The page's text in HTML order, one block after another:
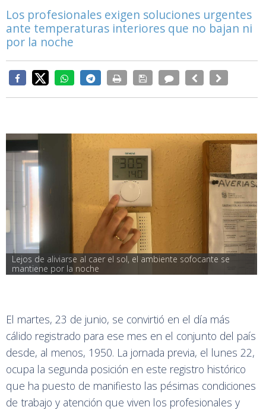
Los profesionales exigen soluciones urgentes
ante temperaturas interiores que no bajan ni
por la noche
Lejos de aliviarse al caer el sol, el ambiente sofocante se
mantiene por la noche
El martes, 23 de junio, se convirtió en el día más
cálido registrado para ese mes en el conjunto del país
desde, al menos, 1950. La jornada previa, el lunes 22,
ocupa la segunda posición en este registro histórico
que ha puesto de manifiesto las pésimas condiciones
de trabajo y atención que viven los profesionales y